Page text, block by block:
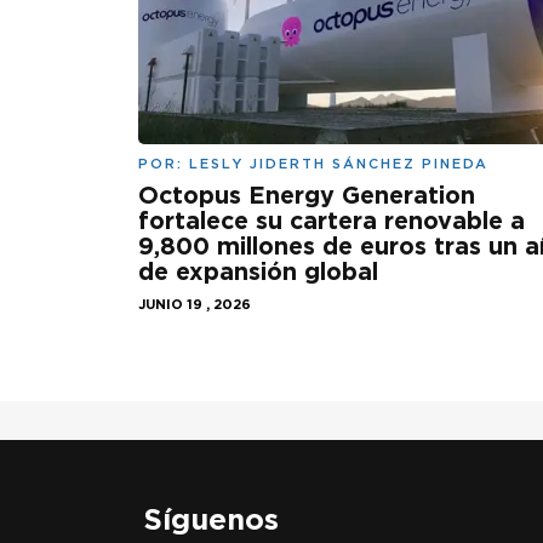
POR: LESLY JIDERTH SÁNCHEZ PINEDA
Octopus Energy Generation
fortalece su cartera renovable a
9,800 millones de euros tras un
de expansión global
JUNIO 19 , 2026
Síguenos